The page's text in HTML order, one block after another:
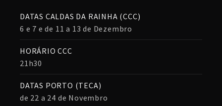
DATAS CALDAS DA RAINHA (CCC)
6 e 7 e de 11 a 13 de Dezembro
HORÁRIO CCC
21h30
DATAS PORTO (TECA)
de 22 a 24 de Novembro